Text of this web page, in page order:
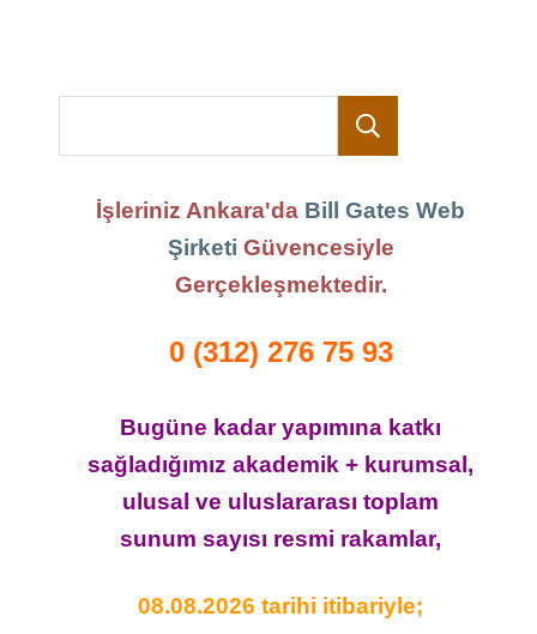
İşleriniz Ankara'da Bill Gates Web
Şirketi Güvencesiyle
Gerçekleşmektedir.
0 (312) 276 75 93
Bugüne kadar yapımına katkı
sağladığımız akademik + kurumsal,
ulusal ve uluslararası toplam
sunum sayısı resmi rakamlar,
08.08.2026 tarihi itibariyle;